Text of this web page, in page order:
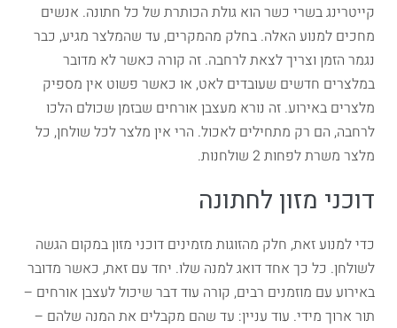
קייטרינג בשרי כשר הוא גולת הכותרת של כל חתונה. אנשים
מחכים למנוע האלה. בחלק מהמקרים, עד שהמלצר מגיע, כבר
נגמר הזמן וצריך לצאת לרחבה. זה קורה כאשר לא מדובר
במלצרים חדשים שעובדים לאט, או כאשר פשוט אין מספיק
מלצרים באירוע. זה נורא מעצבן אורחים שבזמן שכולם הלכו
לרחבה, הם רק מתחילים לאכול. הרי אין מלצר לכל שולחן, כל
מלצר משרת לפחות 2 שולחנות.
דוכני מזון לחתונה
כדי למנוע זאת, חלק מהזוגות מזמינים דוכני מזון במקום הגשה
לשולחן. כל כך אחד דואג למנה שלו. יחד עם זאת, כאשר מדובר
באירוע עם מוזמנים רבים, קורה עוד דבר שיכול לעצבן אורחים –
תור ארוך מידי. עוד עניין: עד שהם מקבלים את המנה שלהם –